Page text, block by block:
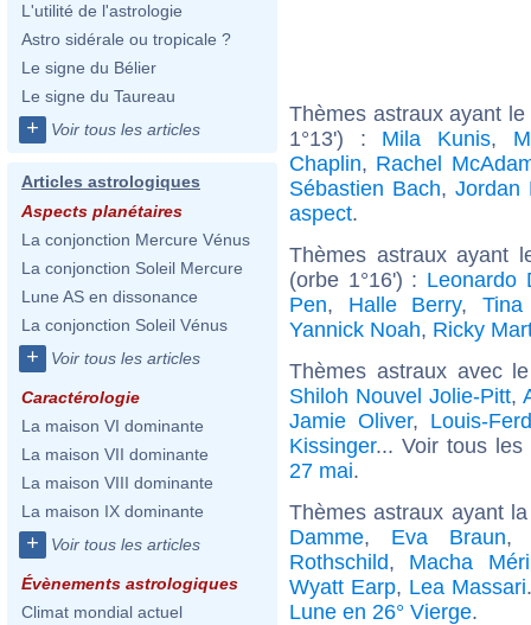
L'utilité de l'astrologie
Astro sidérale ou tropicale ?
Le signe du Bélier
Le signe du Taureau
+ Voir tous les articles
Articles astrologiques
Aspects planétaires
La conjonction Mercure Vénus
La conjonction Soleil Mercure
Lune AS en dissonance
La conjonction Soleil Vénus
+ Voir tous les articles
Caractérologie
La maison VI dominante
La maison VII dominante
La maison VIII dominante
La maison IX dominante
+ Voir tous les articles
Évènements astrologiques
Climat mondial actuel
Thèmes astraux ayant
1°13') : Mila Kunis,
Chaplin, Rachel
Sébastien Bach, Jordan
aspect.
Thèmes astraux ayant
(orbe 1°16') : Leonardo
Pen, Halle Berry, Tina
Yannick Noah, Ricky
Thèmes astraux avec
Shiloh Nouvel Jolie-Pitt,
Jamie Oliver, Louis-
Kissinger... Voir tous les
27 mai.
Thèmes astraux ayant
Damme, Eva Braun,
Rothschild, Macha
Wyatt Earp, Lea Massari
Lune en 26° Vierge.